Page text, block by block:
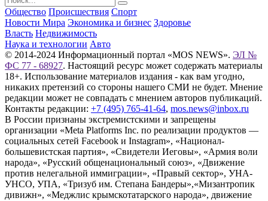
Общество Происшествия Спорт
Новости Мира Экономика и бизнес Здоровье
Власть Недвижимость
Наука и технологии Авто
© 2014-2024 Информационный портал «MOS NEWS». ЭЛ №
ФС 77 - 68927. Настоящий ресурс может содержать материалы
18+. Использование материалов издания - как вам угодно,
никаких претензий со стороны нашего СМИ не будет. Мнение
редакции может не совпадать с мнением авторов публикаций.
Контакты редакции: +7 (495) 765-41-64, mos.news@inbox.ru
В России признаны экстремистскими и запрещены
организации «Meta Platforms Inc. по реализации продуктов —
социальных сетей Facebook и Instagram», «Национал-
большевистская партия», «Свидетели Иеговы», «Армия воли
народа», «Русский общенациональный союз», «Движение
против нелегальной иммиграции», «Правый сектор», УНА-
УНСО, УПА, «Тризуб им. Степана Бандеры»,«Мизантропик
дивижн», «Меджлис крымскотатарского народа», движение